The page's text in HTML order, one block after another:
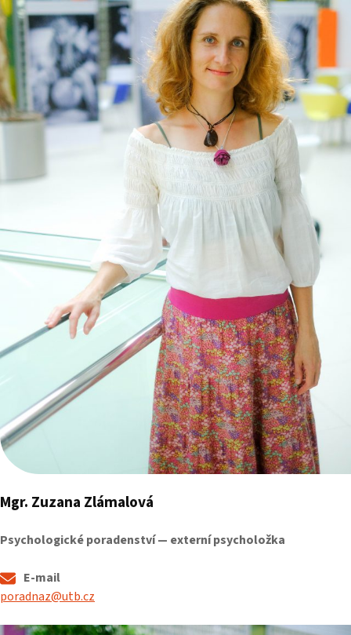
Mgr. Zuzana Zlámalová
Psychologické poradenství — externí psycholožka
E-mail
poradnaz@utb.cz